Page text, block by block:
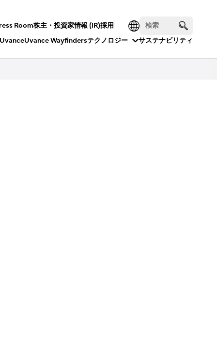
Room株主・投資家情報 (IR)採用
UvanceUvance Wayfindersテクノロジー サステナビリティ